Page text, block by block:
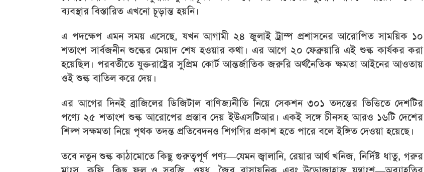
ব্যবস্থার বিস্তারিত এখনো চূড়ান্ত হয়নি।
এ পদক্ষেপ এমন সময় এসেছে, যখন আগামী ২৪ জুলাই ট্রাম্প প্রশাসনের আরোপিত সাময়িক ১০
শতাংশ সার্বজনীন শুল্কের মেয়াদ শেষ হওয়ার কথা। এর আগে ২০ ফেব্রুয়ারি এই শুল্ক কার্যকর করা
হয়েছিল। পরবর্তীতে যুক্তরাষ্ট্রের সুপ্রিম কোর্ট আন্তর্জাতিক জরুরি অর্থনৈতিক ক্ষমতা আইনের আওতায়
ওই শুল্ক বাতিল করে দেয়।
এর আগের দিনই ব্রাজিলের ডিজিটাল বাণিজ্যনীতি নিয়ে সেকশন ৩০১ তদন্তের ভিত্তিতে দেশটির
পণ্যে ২৫ শতাংশ শুল্ক আরোপের প্রস্তাব দেয় ইউএসটিআর। একই সঙ্গে চীনসহ আরও ১৬টি দেশের
শিল্প সক্ষমতা নিয়ে পৃথক তদন্ত প্রতিবেদনও শিগগির প্রকাশ হতে পারে বলে ইঙ্গিত দেওয়া হয়েছে।
তবে নতুন শুল্ক কাঠামোতে কিছু গুরুত্বপূর্ণ পণ্য—যেমন জ্বালানি, রেয়ার আর্থ খনিজ, নির্দিষ্ট ধাতু, গরুর